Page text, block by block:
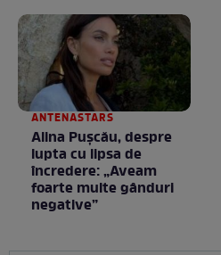
ANTENASTARS
Alina Pușcău, despre
lupta cu lipsa de
încredere: „Aveam
foarte multe gânduri
negative”